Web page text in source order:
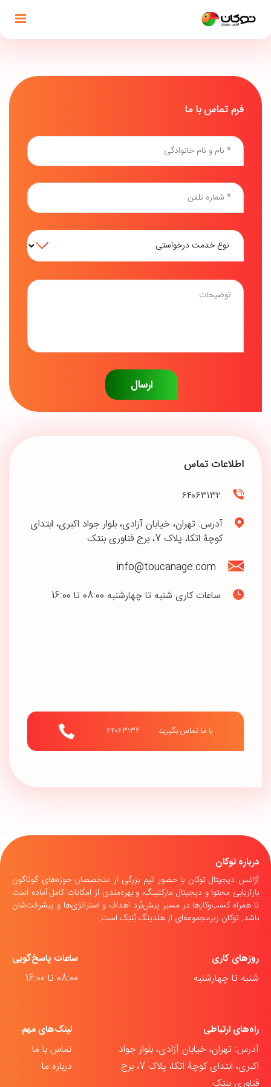
فرم تماس با ما
اطلاعات تماس
۶۴۰۶۳۱۳۲
آدرس: تهران، خیابان آزادی، بلوار جواد اکبری، ابتدای
کوچۀ اتکا، پلاک 7، برج فناوری بنتک
info@toucanage.com
ساعات کاری شنبه تا چهارشنبه 08:00 تا 16:00
با ما تماس بگیرید        ۶۴۰۶۳۱۳۲
درباره توکان
آژانس دیجیتال توکان با حضور تیم بزرگی از متخصصان حوزه‌های گوناگون
بازاریابی محتوا و دیجیتال مارکتینگ، و بهره‌مندی از امکانات کامل آماده است
تا همراه کسب‌وکارها در مسیر پیش‌بُرد اهداف و استراتژی‌ها و پیشرفت‌شان
باشد. توکان زیرمجموعه‌ای از هلدینگ بُنتِک است.
روزهای کاری
شنبه تا چهارشنبه
ساعات پاسخ‌گویی
08:00 تا 16:00
راه‌های ارتباطی
آدرس: تهران، خیابان آزادی، بلوار جواد
اکبری، ابتدای کوچۀ اتکا، پلاک 7، برج
فناوری بنتک
لینک‌های مهم
تماس با ما
درباره ما